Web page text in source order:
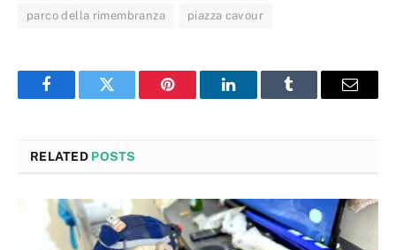
parco della rimembranza piazza cavour
FacebookTwitter Pinterest LinkedInTumblr Email
RELATED POSTS